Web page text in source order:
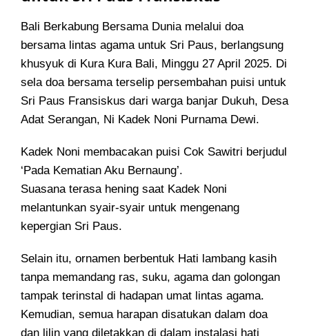
Bali Berkabung Bersama Dunia melalui doa
bersama lintas agama untuk Sri Paus, berlangsung
khusyuk di Kura Kura Bali, Minggu 27 April 2025. Di
sela doa bersama terselip persembahan puisi untuk
Sri Paus Fransiskus dari warga banjar Dukuh, Desa
Adat Serangan, Ni Kadek Noni Purnama Dewi.
Kadek Noni membacakan puisi Cok Sawitri berjudul
‘Pada Kematian Aku Bernaung’.
Suasana terasa hening saat Kadek Noni
melantunkan syair-syair untuk mengenang
kepergian Sri Paus.
Selain itu, ornamen berbentuk Hati lambang kasih
tanpa memandang ras, suku, agama dan golongan
tampak terinstal di hadapan umat lintas agama.
Kemudian, semua harapan disatukan dalam doa
dan lilin yang diletakkan di dalam instalasi hati